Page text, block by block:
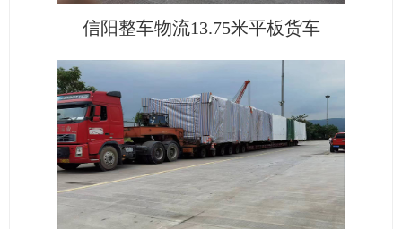
信阳整车物流13.75米平板货车